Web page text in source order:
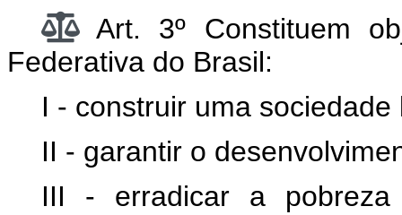
Art. 3º Constituem
Federativa do Brasil:
I - construir uma
II - garantir o
III - erradicar a